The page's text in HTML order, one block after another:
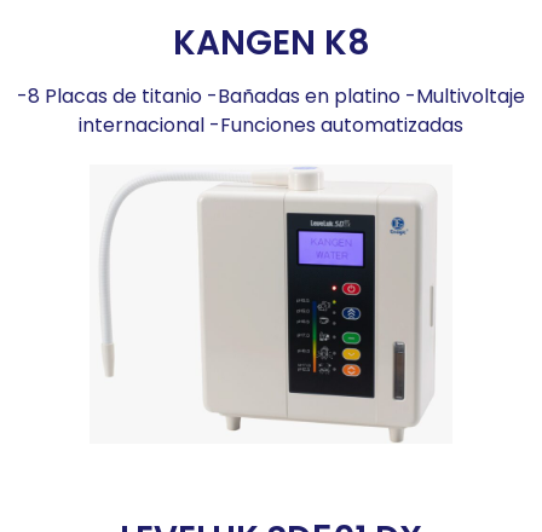
KANGEN K8
-8 Placas de titanio -Bañadas en platino -Multivoltaje
internacional -Funciones automatizadas